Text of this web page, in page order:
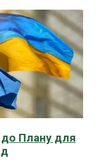
до Плану для